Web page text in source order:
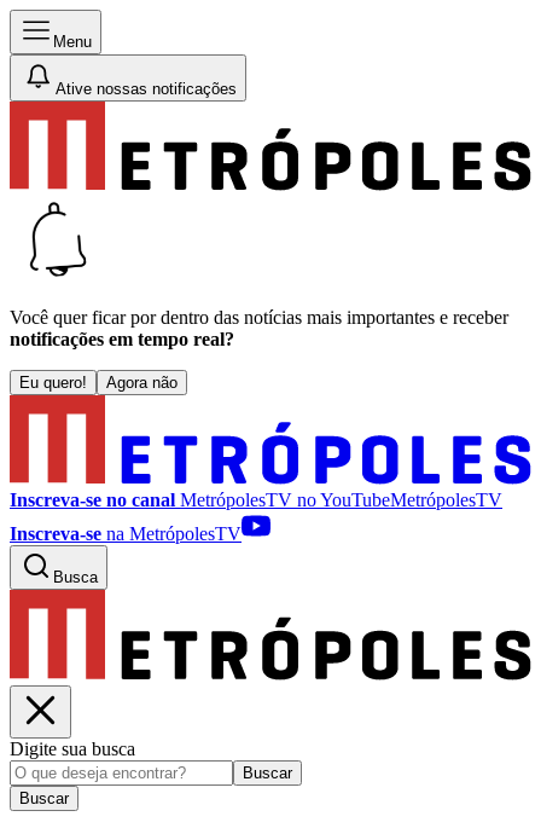
Menu
Ative nossas notificações
Você quer ficar por dentro das notícias mais importantes e receber
notificações em tempo real?
Eu quero! Agora não
Inscreva-se no canal MetrópolesTV noYouTubeMetrópolesTV
Inscreva-se na MetrópolesTV
Busca
Digite sua busca
Buscar
Buscar